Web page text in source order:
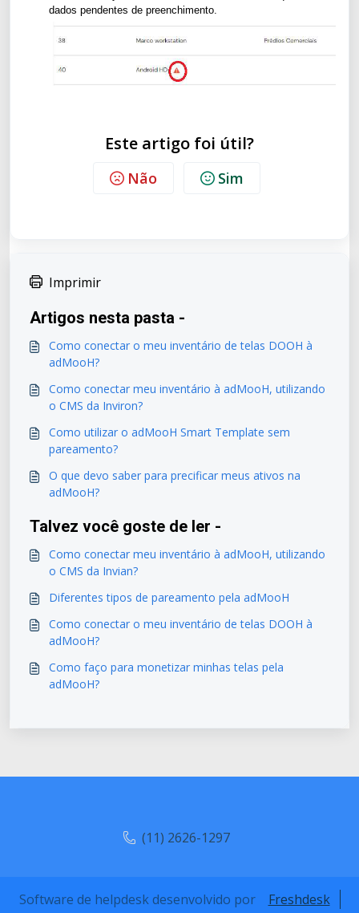
dados pendentes de preenchimento.
Este artigo foi útil?
Não Sim
Imprimir
Artigos nesta pasta -
Como conectar o meu inventário de telas DOOH à
adMooH?
Como conectar meu inventário à adMooH, utilizando
o CMS da Inviron?
Como utilizar o adMooH Smart Template sem
pareamento?
O que devo saber para precificar meus ativos na
adMooH?
Talvez você goste de ler -
Como conectar meu inventário à adMooH, utilizando
o CMS da Invian?
Diferentes tipos de pareamento pela adMooH
Como conectar o meu inventário de telas DOOH à
adMooH?
Como faço para monetizar minhas telas pela
adMooH?
(11) 2626-1297
Software de helpdesk desenvolvido por
Freshdesk